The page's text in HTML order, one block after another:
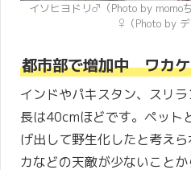
イソヒヨドリ♂（Photo by
♀（Photo by デ
都市部で増加中 ワカ
インドやパキスタン、スリ
長は40cmほどです。ペット
げ出して野生化したと考え
カなどの天敵が少ないことか